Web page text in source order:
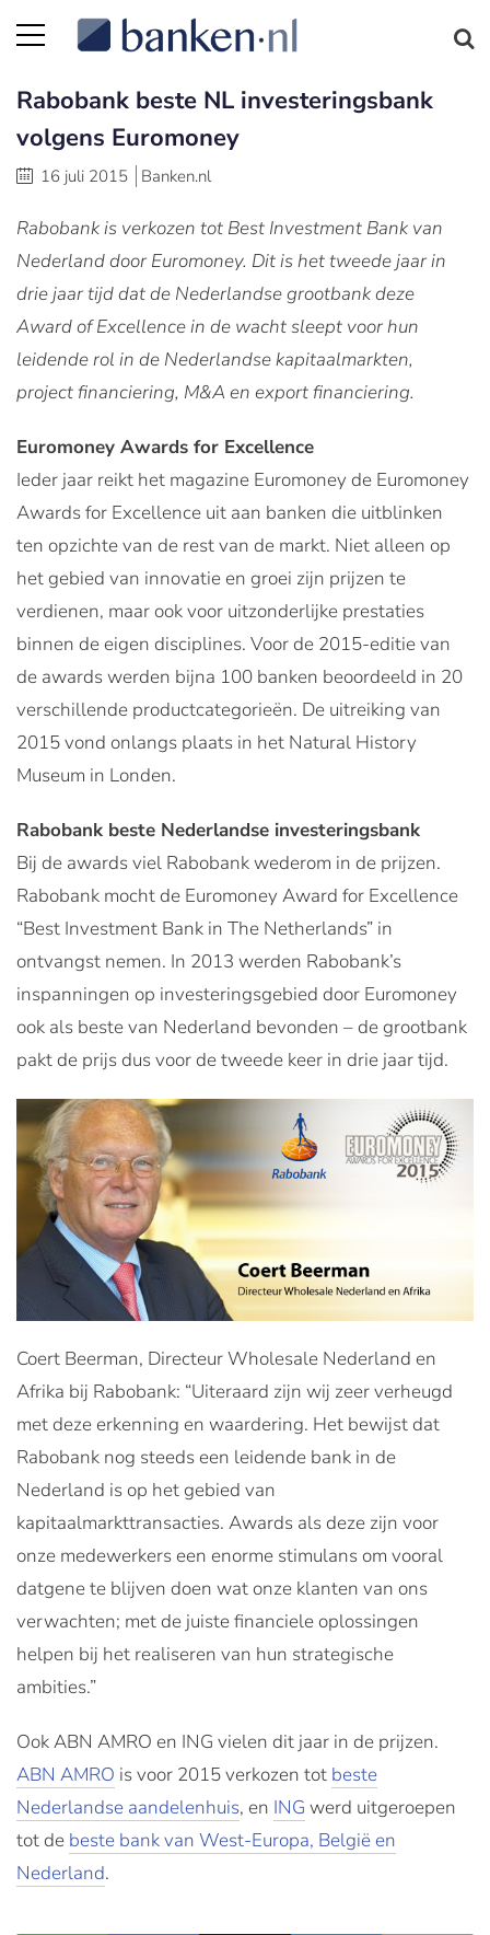
Rabobank beste NL investeringsbank
volgens Euromoney
16 juli 2015 Banken.nl
Rabobank is verkozen tot Best Investment Bank van
Nederland door Euromoney. Dit is het tweede jaar in
drie jaar tijd dat de Nederlandse grootbank deze
Award of Excellence in de wacht sleept voor hun
leidende rol in de Nederlandse kapitaalmarkten,
project financiering, M&A en export financiering.
Euromoney Awards for Excellence
Ieder jaar reikt het magazine Euromoney de Euromoney
Awards for Excellence uit aan banken die uitblinken
ten opzichte van de rest van de markt. Niet alleen op
het gebied van innovatie en groei zijn prijzen te
verdienen, maar ook voor uitzonderlijke prestaties
binnen de eigen disciplines. Voor de 2015-editie van
de awards werden bijna 100 banken beoordeeld in 20
verschillende productcategorieën. De uitreiking van
2015 vond onlangs plaats in het Natural History
Museum in Londen.
Rabobank beste Nederlandse investeringsbank
Bij de awards viel Rabobank wederom in de prijzen.
Rabobank mocht de Euromoney Award for Excellence
“Best Investment Bank in The Netherlands” in
ontvangst nemen. In 2013 werden Rabobank’s
inspanningen op investeringsgebied door Euromoney
ook als beste van Nederland bevonden – de grootbank
pakt de prijs dus voor de tweede keer in drie jaar tijd.
Coert Beerman, Directeur Wholesale Nederland en
Afrika bij Rabobank: “Uiteraard zijn wij zeer verheugd
met deze erkenning en waardering. Het bewijst dat
Rabobank nog steeds een leidende bank in de
Nederland is op het gebied van
kapitaalmarkttransacties. Awards als deze zijn voor
onze medewerkers een enorme stimulans om vooral
datgene te blijven doen wat onze klanten van ons
verwachten; met de juiste financiele oplossingen
helpen bij het realiseren van hun strategische
ambities.”
Ook ABN AMRO en ING vielen dit jaar in de prijzen.
ABN AMRO is voor 2015 verkozen tot beste
Nederlandse aandelenhuis, en ING werd uitgeroepen
tot de beste bank van West-Europa, België en
Nederland.